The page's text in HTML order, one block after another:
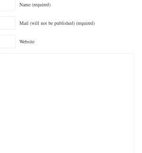
Name (required)
Mail (will not be published) (required)
Website